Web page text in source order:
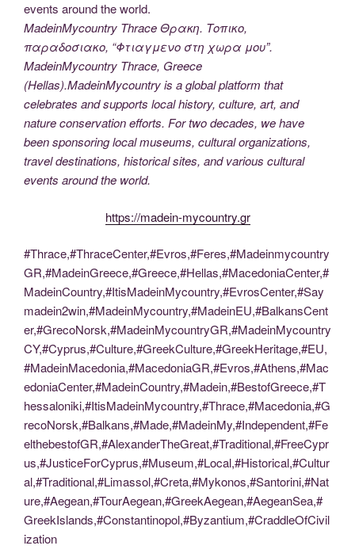
MadeinMycountry Thrace Θρακη. Τοπικο,
παραδοσιακο, “Φτιαγμενο στη χωρα μου”.
MadeinMycountry Thrace, Greece
(Hellas).MadeinMycountry is a global platform that
celebrates and supports local history, culture, art, and
nature conservation efforts. For two decades, we have
been sponsoring local museums, cultural organizations,
travel destinations, historical sites, and various cultural
events around the world.
https://madein-mycountry.gr
#Thrace,#ThraceCenter,#Evros,#Feres,#Madeinmycountry
GR,#MadeinGreece,#Greece,#Hellas,#MacedoniaCenter,#
MadeinCountry,#ItisMadeinMycountry,#EvrosCenter,#Say
madein2win,#MadeinMycountry,#MadeinEU,#BalkansCent
er,#GrecoNorsk,#MadeinMycountryGR,#MadeinMycountry
CY,#Cyprus,#Culture,#GreekCulture,#GreekHeritage,#EU,
#MadeinMacedonia,#MacedoniaGR,#Evros,#Athens,#Mac
edoniaCenter,#MadeinCountry,#Madein,#BestofGreece,#T
hessaloniki,#ItisMadeinMycountry,#Thrace,#Macedonia,#G
recoNorsk,#Balkans,#Made,#MadeinMy,#Independent,#Fe
elthebestofGR,#AlexanderTheGreat,#Traditional,#FreeCypr
us,#JusticeForCyprus,#Museum,#Local,#Historical,#Cultur
al,#Traditional,#Limassol,#Creta,#Mykonos,#Santorini,#Nat
ure,#Aegean,#TourAegean,#GreekAegean,#AegeanSea,#
GreekIslands,#Constantinopol,#Byzantium,#CraddleOfCivil
ization